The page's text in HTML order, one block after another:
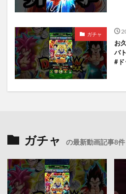
ガチャ
お
バ
#ド
ガチャ の最新動画記事8件